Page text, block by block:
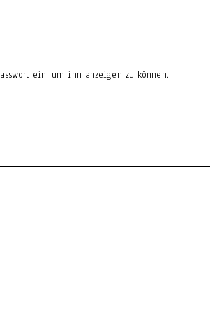
ein, um ihn anzeigen zu können.